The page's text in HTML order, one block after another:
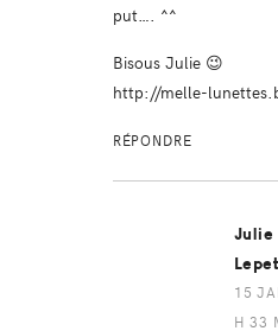
put…. ^^
Bisous Julie 😉
http://melle-
RÉPONDRE
Julie
15
H 33